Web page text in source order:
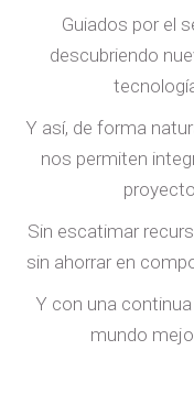
Guiados por el
descubriendo
Y así, de forma
nos permiten
Sin escatimar
sin ahorrar en
Y con una
mundo